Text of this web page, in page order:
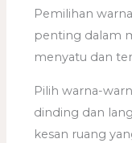
Pemilihan
penting dalam
menyatu dan
Pilih warna-
dinding dan
kesan ruang